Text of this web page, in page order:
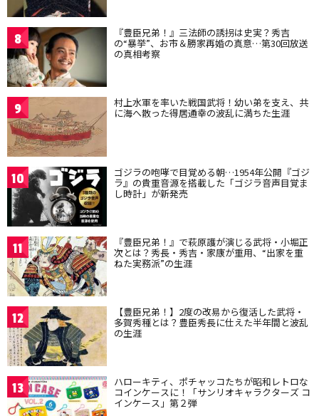
8 『豊臣兄弟！』三法師の誘拐は史実？秀吉
の“暴挙”、お市＆勝家再婚の真意…第30回放送
の真相考察
9 村上水軍を率いた戦国武将！幼い弟を支え、共
に海へ散った得居通幸の波乱に満ちた生涯
10 ゴジラの咆哮で目覚める朝…1954年公開『ゴジ
ラ』の貴重音源を搭載した「ゴジラ音声目覚ま
し時計」が新発売
11 『豊臣兄弟！』で萩原護が演じる武将・小堀正
次とは？秀長・秀吉・家康が重用、“出家を重
ねた実務派”の生涯
12 【豊臣兄弟！】2度の改易から復活した武将・
多賀秀種とは？豊臣秀長に仕えた半年間と波乱
の生涯
13 ハローキティ、ポチャッコたちが昭和レトロな
コインケースに！「サンリオキャラクターズ コ
インケース」第２弾